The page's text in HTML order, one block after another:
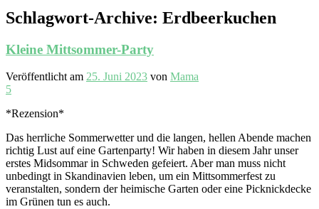
Schlagwort-Archive: Erdbeerkuchen
Kleine Mittsommer-Party
Veröffentlicht am 25. Juni 2023 von Mama
5
*Rezension*
Das herrliche Sommerwetter und die langen, hellen Abende machen
richtig Lust auf eine Gartenparty! Wir haben in diesem Jahr unser
erstes Midsommar in Schweden gefeiert. Aber man muss nicht
unbedingt in Skandinavien leben, um ein Mittsommerfest zu
veranstalten, sondern der heimische Garten oder eine Picknickdecke
im Grünen tun es auch.